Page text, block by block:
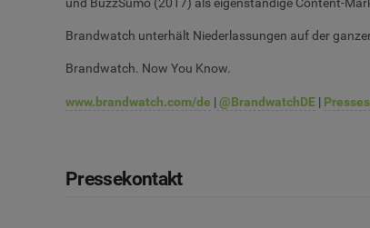
Brandwatch unterhält Niederlassungen auf der
Brandwatch. Now You Know.
www.brandwatch.com/de | @BrandwatchDE |
Pressekontakt